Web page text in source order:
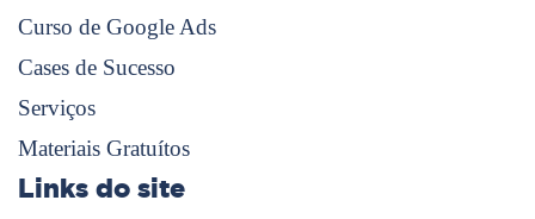
Curso de Google Ads
Cases de Sucesso
Serviços
Materiais Gratuítos
Links do site